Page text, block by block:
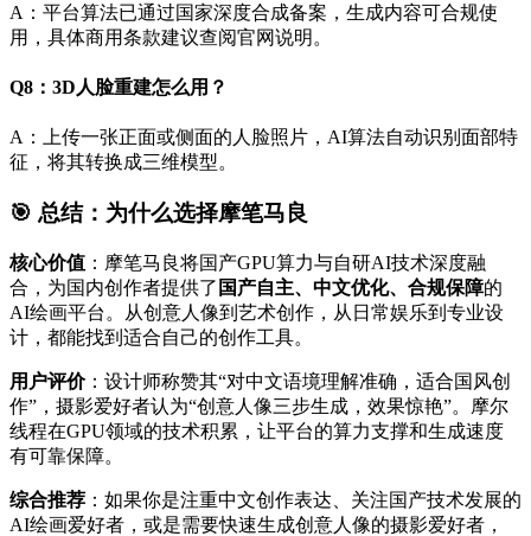
A：平台算法已通过国家深度合成备案，生成内容可合规使
用，具体商用条款建议查阅官网说明。
Q8：3D人脸重建怎么用？
A：上传一张正面或侧面的人脸照片，AI算法自动识别面部特
征，将其转换成三维模型。
🎯 总结：为什么选择摩笔马良
核心价值 ：摩笔马良将国产GPU算力与自研AI技术深度融
合，为国内创作者提供了 国产自主、中文优化、合规保障的
AI绘画平台。从创意人像到艺术创作，从日常娱乐到专业设
计，都能找到适合自己的创作工具。
用户评价：设计师称赞其“对中文语境理解准确，适合国风创
作”，摄影爱好者认为“创意人像三步生成，效果惊艳”。摩尔
线程在GPU领域的技术积累，让平台的算力支撑和生成速度
有可靠保障。
综合推荐 ：如果你是注重中文创作表达、关注国产技术发展的
AI绘画爱好者，或是需要快速生成创意人像的摄影爱好者，